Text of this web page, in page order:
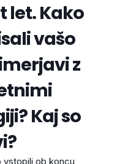
let. Kako
vašo
z
Kaj so
vstopili ob koncu